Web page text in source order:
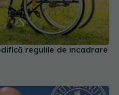
regulile de încadrare